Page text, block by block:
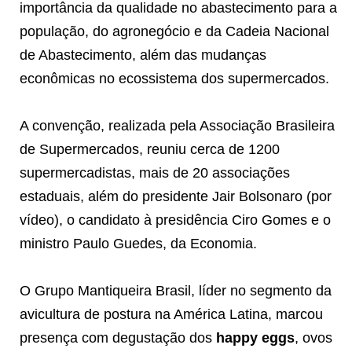
importância da qualidade no abastecimento para a
população, do agronegócio e da Cadeia Nacional
de Abastecimento, além das mudanças
econômicas no ecossistema dos supermercados.
A convenção, realizada pela Associação Brasileira
de Supermercados, reuniu cerca de 1200
supermercadistas, mais de 20 associações
estaduais, além do presidente Jair Bolsonaro (por
vídeo), o candidato à presidência Ciro Gomes e o
ministro Paulo Guedes, da Economia.
O Grupo Mantiqueira Brasil, líder no segmento da
avicultura de postura na América Latina, marcou
presença com degustação dos happy eggs, ovos